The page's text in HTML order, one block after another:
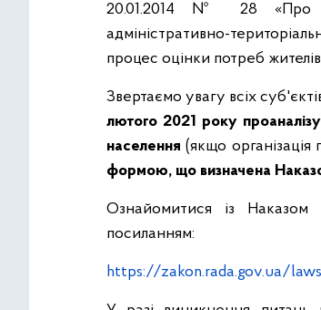
20.01.2014 № 28 «Про
адміністративно-
процес оцінки потреб
Звертаємо увагу всіх
лютого 2021 року
населення (якщо
формою, що визначена
Ознайомитися із Наказом
посиланням:
https://zakon.rada.gov.ua/